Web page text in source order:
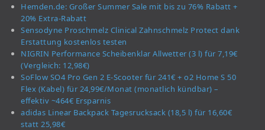
Hemden.de: Großer Summer Sale mit bis zu 76% Rabatt +
20% Extra-Rabatt
Sensodyne Proschmelz Clinical Zahnschmelz Protect dank
Erstattung kostenlos testen
NIGRIN Performance Scheibenklar Allwetter (3 l) für 7,19€
(Vergleich: 12,98€)
SoFlow SO4 Pro Gen 2 E-Scooter für 241€ + o2 Home S 50
Flex (Kabel) für 24,99€/Monat (monatlich kündbar) –
effektiv ~464€ Ersparnis
adidas Linear Backpack Tagesrucksack (18,5 l) für 16,60€
statt 25,98€